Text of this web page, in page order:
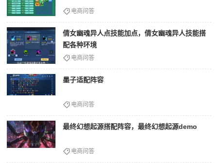
电商问答
倩女幽魂异人点技能加点，倩女幽魂异人技能搭
配各种环境
电商问答
墨子适配阵容
电商问答
最终幻想起源搭配阵容，最终幻想起源demo
电商问答